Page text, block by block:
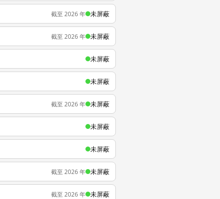
截至 2026 年 未屏蔽
截至 2026 年 未屏蔽
未屏蔽
未屏蔽
截至 2026 年 未屏蔽
未屏蔽
未屏蔽
截至 2026 年 未屏蔽
截至 2026 年 未屏蔽